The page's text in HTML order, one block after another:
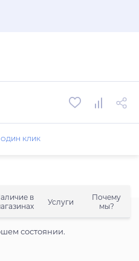
в
Услуги
Почему
мы?
состоянии.
ОДИН КЛИК